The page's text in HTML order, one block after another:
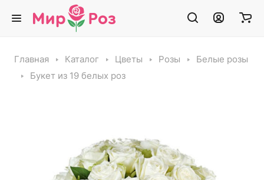
Главная Каталог Цветы Розы
Белые розы
Букет из 19 белых роз